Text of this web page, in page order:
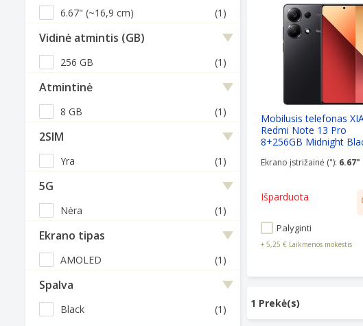
6.67" (~16,9 cm) (1)
Vidinė atmintis (GB)
256 GB (1)
Atmintinė
8 GB (1)
2SIM
Yra (1)
5G
Nėra (1)
Ekrano tipas
AMOLED (1)
Spalva
Black (1)
Mobilusis telefonas
Redmi Note 13 Pro
8+256GB Midnight
Ekrano įstrižainė ("): 6.67"
Palyginti
Išparduota
+ 5,25 €Laikmenos mokestis
1 Prekė(s)